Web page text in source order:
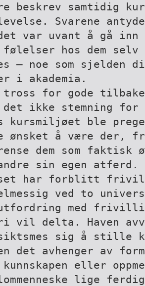
beskrev samtidig
Svarene
var uvant å gå inn
hos dem selv
– noe som sjelden
i akademia.
for gode
det ikke stemning
kursmiljøet ble
ønsket å være
dem som faktisk
sin egen atferd.
har forblitt
ved to
med
vil delta. Haven
sig å stille
det avhenger av
eller
lige